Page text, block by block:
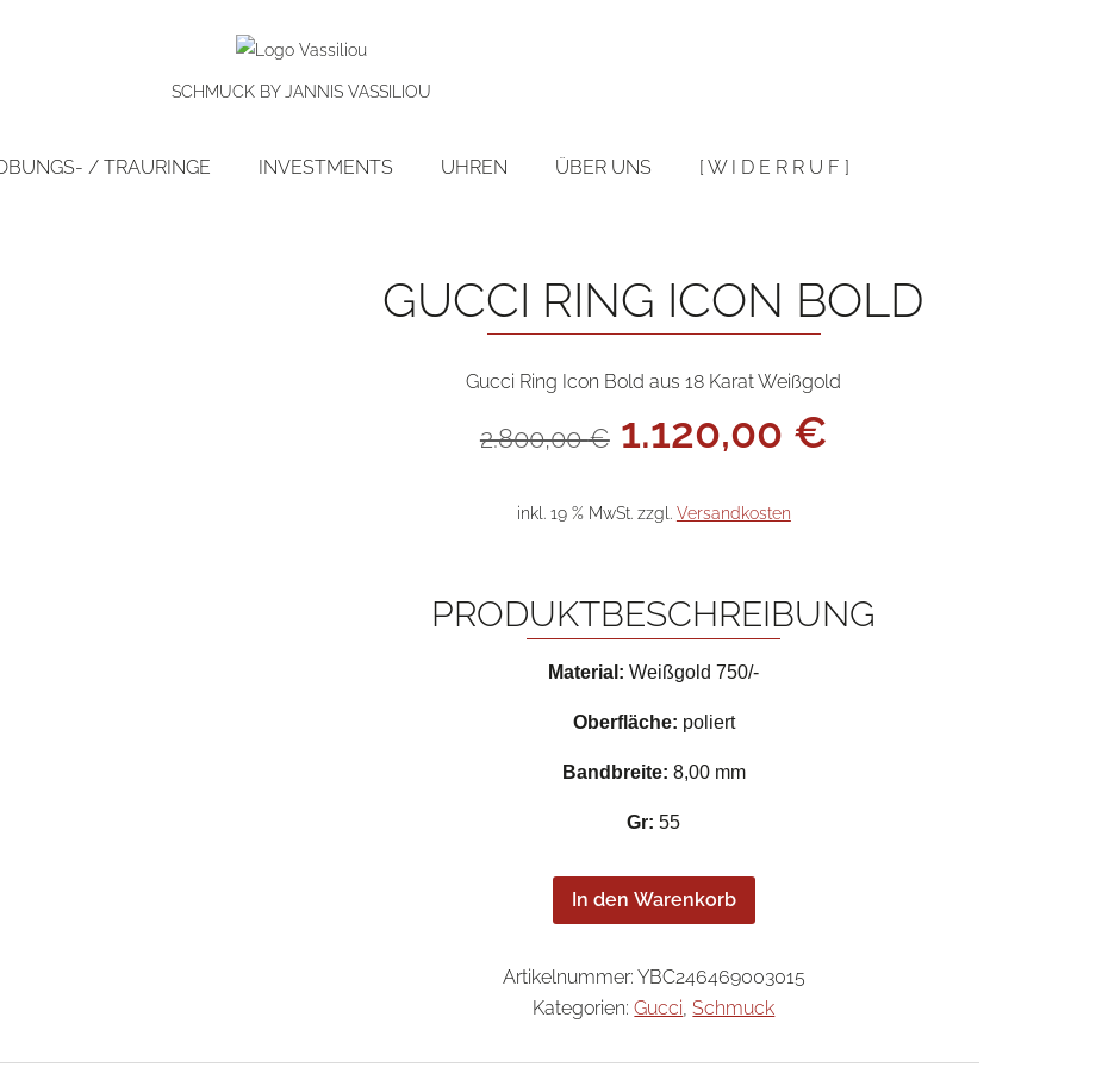
SCHMUCK BY JANNIS VASSILIOU
/ TRAURINGE INVESTMENTS UHREN ÜBER UNS [ W I D E R R U F ]
GUCCI RING ICON BOLD
Gucci Ring Icon Bold aus 18 Karat Weißgold
2.800,00€ Ursprünglicher
Preis
war:
2.800,00 €
1.120,00 €
inkl. 19 % MwSt. zzgl. Versandkosten
PRODUKTBESCHREIBUNG
Material: Weißgold 750/-
Oberfläche: poliert
Bandbreite: 8,00 mm
Gr: 55
In den Warenkorb
Artikelnummer: YBC246469003015
Kategorien:Gucci ,Schmuck